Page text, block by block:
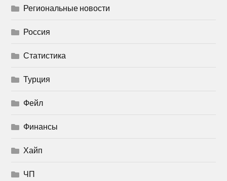
Региональные новости
Россия
Статистика
Турция
Фейл
Финансы
Хайп
ЧП